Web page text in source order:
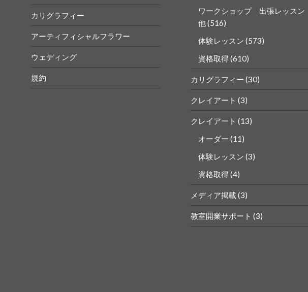
カリグラフィー
アーティフィシャルフラワー
ウェディング
規約
ワークショップ 出張レッスン
他(516)
体験レッスン (573)
資格取得(610)
カリグラフィー (30)
クレイアート (3)
クレイアート (13)
オーダー (11)
体験レッスン (3)
資格取得(4)
メディア掲載(3)
教室開業サポート (3)